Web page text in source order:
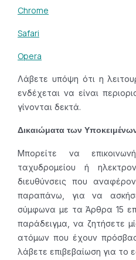
Chrome
Safari
Opera
Λάβετε υπόψη ότι η
ενδέχεται να είναι
γίνονται δεκτά.
Δικαιώματα των
Μπορείτε να
ταχυδρομείου ή
διευθύνσεις που
παραπάνω, για να
σύμφωνα με τα Άρθρα 15
παράδειγμα, να ζητήσετε
ατόμων που έχουν
λάβετε επιβεβαίωση για το